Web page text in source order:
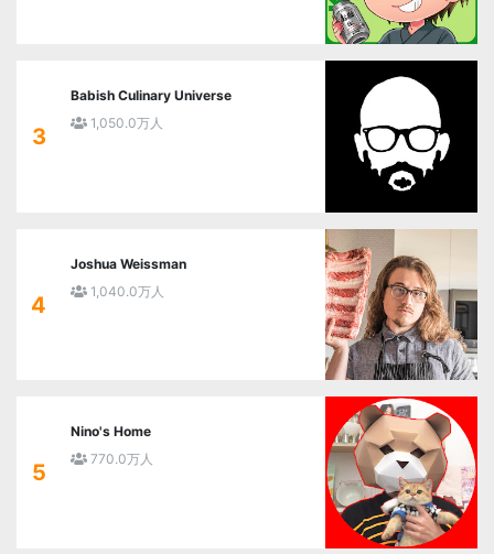
3
Babish Culinary Universe
1,050.0万人
4
Joshua Weissman
1,040.0万人
5
Nino's Home
770.0万人